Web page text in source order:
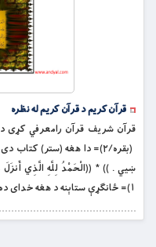
قرآن کريم د قرآن کريم له نظره
قرآن شريف قرآن رامعرفي كړى
(بقره/٢)= دا هغه (ستر)
ښيي . )) * ((الْحَمْدُ لِلَّهِ الَّذِي
١)= ځانګړې ستاېنه د هغه خداى ده،چې دا(اسماني)كتاب يې پر خپل (غوره) […]